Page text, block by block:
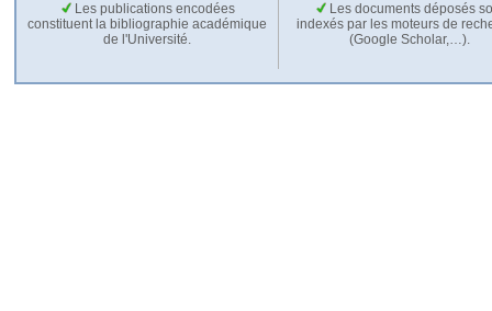
Les publications encodées
constituent la bibliographie académique
de l'Université.
Les documents déposés
indexés par les moteurs de
(Google Scholar,…).